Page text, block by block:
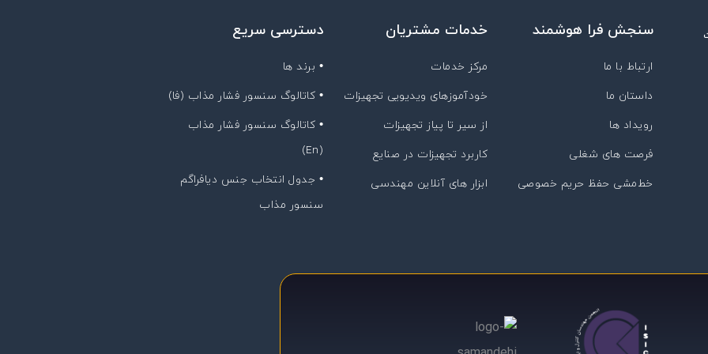
سنجش فرا هوشمند
ارتباط با ما
داستان ما
رویداد ها
فرصت های شغلی
خط‌مشی حفظ حریم خصوصی
خدمات مشتریان
مرکز خدمات
خودآموزهای ویدیویی تجهیزات
از سیر تا پیاز تجهیزات
کاربرد تجهیزات در صنایع
ابزار های آنلاین مهندسی
دسترسی سریع
• برند ها
• کاتالوگ سنسور فشار مذاب (فا)
• کاتالوگ سنسور فشار مذاب
(En)
• جدول انتخاب جنس دیافراگم
سنسور مذاب